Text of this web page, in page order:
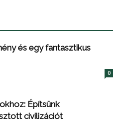
és egy fantasztikus
0
Építsünk
civilizációt